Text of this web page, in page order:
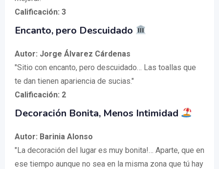
Calificación: 3
Encanto, pero Descuidado
Autor: Jorge Álvarez Cárdenas
"Sitio con encanto, pero descuidado… Las toallas que
te dan tienen apariencia de sucias."
Calificación: 2
Decoración Bonita, Menos Intimidad
Autor: Barinia Alonso
"La decoración del lugar es muy bonita!… Aparte, que en
ese tiempo aunque no sea en la misma zona que tú hay